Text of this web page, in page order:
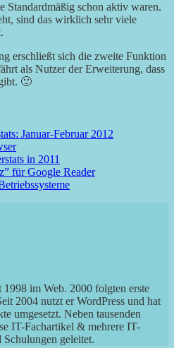
Standardmäßig schon aktiv waren.
sind das wirklich sehr viele
erschließt sich die zweite Funktion
als Nutzer der Erweiterung, dass
🙂
Januar-Februar 2012
in 2011
für Google Reader
1998 im Web. 2000 folgten erste
2004 nutzt er WordPress und hat
umgesetzt. Neben tausenden
IT-Fachartikel & mehrere IT-
geleitet.